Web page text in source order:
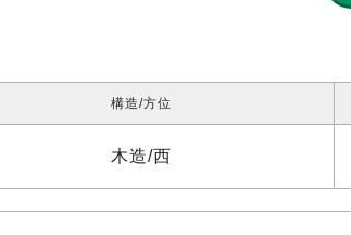
構造 方位
木造 西